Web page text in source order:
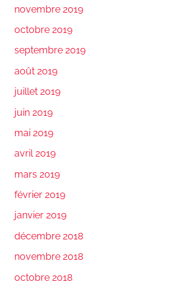
novembre 2019
octobre 2019
septembre 2019
août 2019
juillet 2019
juin 2019
mai 2019
avril 2019
mars 2019
février 2019
janvier 2019
décembre 2018
novembre 2018
octobre 2018